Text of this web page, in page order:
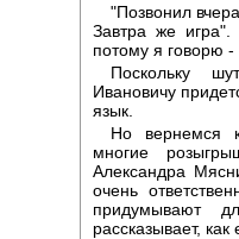
"Позвонил
Завтра же
потому я говорю
Поскольку
Ивановичу
язык.
Но вернемся
многие
Александра
очень
придумывают
рассказывает,